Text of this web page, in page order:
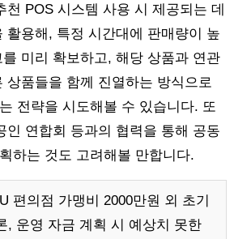
천 POS 시스템 사용 시 제공되는 데
활용해, 특정 시간대에 판매량이 높
미리 확보하고, 해당 상품과 연관
상품들을 함께 진열하는 방식으로
전략을 시도해볼 수 있습니다. 또
인 연합회 등과의 협력을 통해 공동
하는 것도 고려해볼 만합니다.
편의점 가맹비 2000만원 외 초기
, 운영 자금 계획 시 예상치 못한